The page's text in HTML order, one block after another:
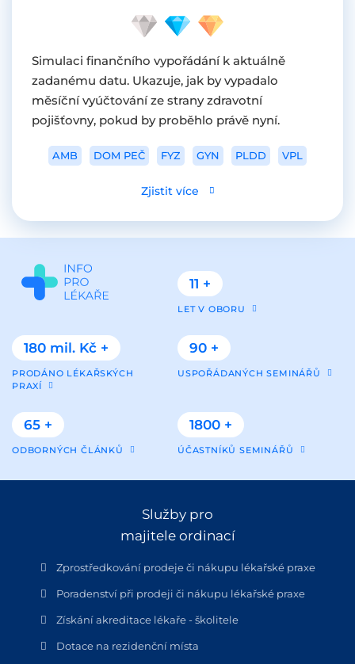
Simulaci finančního vypořádání k aktuálně
zadanému datu. Ukazuje, jak by vypadalo
měsíční vyúčtování ze strany zdravotní
pojišťovny, pokud by proběhlo právě nyní.
AMB DOM PEČ FYZ GYN PLDD VPL
Zjistit více
11 +
LET V OBORU
180 mil. Kč +
PRODÁNO LÉKAŘSKÝCH
PRAXÍ
90 +
USPOŘÁDANÝCH SEMINÁŘŮ
65 +
ODBORNÝCH ČLÁNKŮ
1800 +
ÚČASTNÍKŮ SEMINÁŘŮ
Služby pro
majitele ordinací
Zprostředkování prodeje či nákupu lékařské praxe
Poradenství při prodeji či nákupu lékařské praxe
Získání akreditace lékaře - školitele
Dotace na rezidenční místa